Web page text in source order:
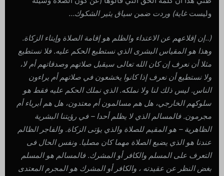
وليستغاية) وردت ضمن سياق يثير الشكوك…
(..إن إقلاعهم عن الاعتداء والظلم هو إقامة الصلاة وإيتاء الزكاة.
وهذا هو المقياس البشرى الذي نستطيع الحكم عليه. فلا نستطيع
مثلا أن نعرف إن كان الله تعالى سيقبل صلاتهم وصدقاتهم أم لا،
ولا نستطيع أن نعرف إذا كانوا يخشعون في صلاتهم أم يراءون
الناس. ليس ذلك لنا ولا نملكه. الذي نملك الحكم عليه فقط هو
سلوكهم الخارجي، هل هم مسالمون أم معتدون، هل هم أبرياء أم
مجرمون. فالمسالم الذي لا يظلم أحدا – في رؤيتنا البشرية
الظاهرية – هو المقيم للصلاة والذي يؤتى الزكاة. والفاجر الظالم
عندنا هو الذي يضيع الصلاة مهما كان مصليا. ونفس الحال فى
التعرف على المسلم والكافر أو المشرك. فالمسالم هو المسلم
بغض النظر عن عقيدته ، والكافر أو المشرك هو المجرم المعتدى